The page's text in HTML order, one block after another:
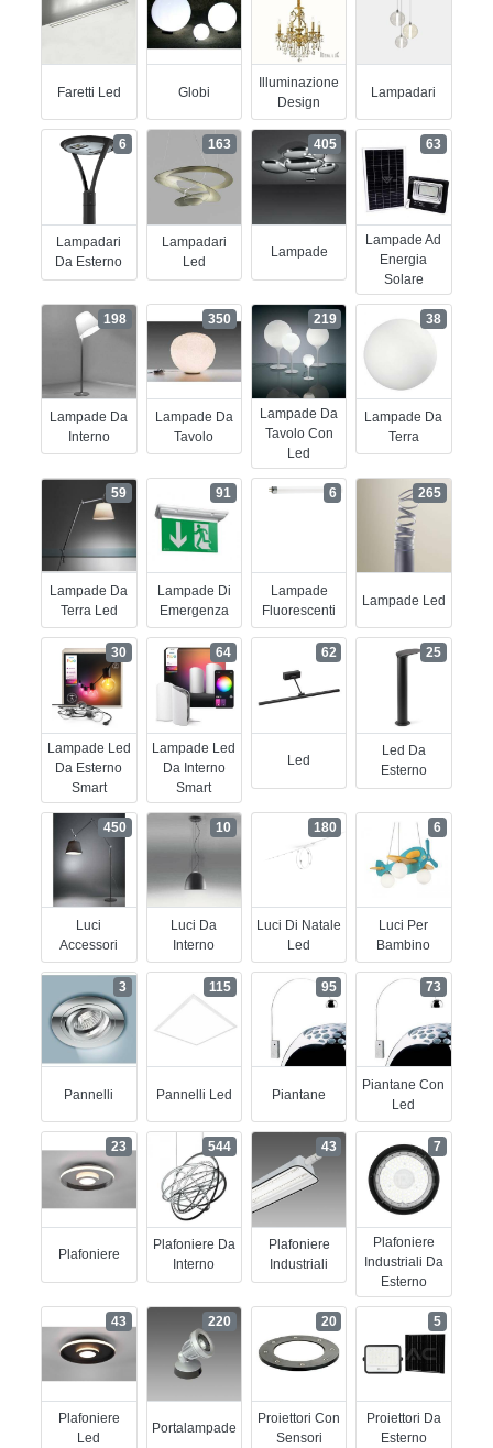
Faretti Led Globi
Illuminazione
Design
Lampadari
Lampadari
Da Esterno
6
Lampadari
Led
163
Lampade
405
Lampade Ad
Energia
Solare
63
Lampade Da
Interno
198
Lampade Da
Tavolo
350
Lampade Da
Tavolo Con
Led
219
Lampade Da
Terra
38
Lampade Da
Terra Led
59
Lampade Di
Emergenza
91
Lampade
Fluorescenti
6
Lampade Led
265
Lampade Led
Da Esterno
Smart
30
Lampade Led
Da Interno
Smart
64
Led
62
Led Da
Esterno
25
Luci
Accessori
450
Luci Da
Interno
10
Luci Di Natale
Led
180
Luci Per
Bambino
6
Pannelli
3
Pannelli Led
115
Piantane
95
Piantane Con
Led
73
Plafoniere
23
Plafoniere Da
Interno
544
Plafoniere
Industriali
43
Plafoniere
Industriali Da
Esterno
7
Plafoniere
Led
43
Portalampade
220
Proiettori Con
Sensori
20
Proiettori Da
Esterno
5